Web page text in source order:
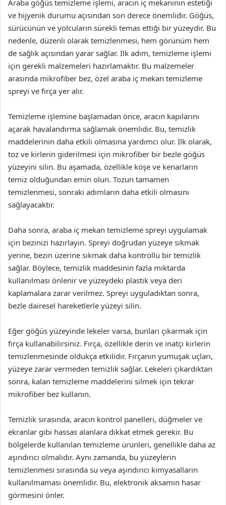
Araba göğüs temizleme işlemi, aracın iç mekanının estetiği
ve hijyenik durumu açısından son derece önemlidir. Göğüs,
sürücünün ve yolcuların sürekli temas ettiği bir yüzeydir. Bu
nedenle, düzenli olarak temizlenmesi, hem görünüm hem
de sağlık açısından yarar sağlar. İlk adım, temizleme işlemi
için gerekli malzemeleri hazırlamaktır. Bu malzemeler
arasında mikrofiber bez, özel araba iç mekan temizleme
spreyi ve fırça yer alır.
Temizleme işlemine başlamadan önce, aracın kapılarını
açarak havalandırma sağlamak önemlidir. Bu, temizlik
maddelerinin daha etkili olmasına yardımcı olur. İlk olarak,
toz ve kirlerin giderilmesi için mikrofiber bir bezle göğüs
yüzeyini silin. Bu aşamada, özellikle köşe ve kenarların
temiz olduğundan emin olun. Tozun tamamen
temizlenmesi, sonraki adımların daha etkili olmasını
sağlayacaktır.
Daha sonra, araba iç mekan temizleme spreyi uygulamak
için bezinizi hazırlayın. Spreyi doğrudan yüzeye sıkmak
yerine, bezin üzerine sıkmak daha kontrollü bir temizlik
sağlar. Böylece, temizlik maddesinin fazla miktarda
kullanılması önlenir ve yüzeydeki plastik veya deri
kaplamalara zarar verilmez. Spreyi uyguladıktan sonra,
bezle dairesel hareketlerle yüzeyi silin.
Eğer göğüs yüzeyinde lekeler varsa, bunları çıkarmak için
fırça kullanabilirsiniz. Fırça, özellikle derin ve inatçı kirlerin
temizlenmesinde oldukça etkilidir. Fırçanın yumuşak uçları,
yüzeye zarar vermeden temizlik sağlar. Lekeleri çıkardıktan
sonra, kalan temizleme maddelerini silmek için tekrar
mikrofiber bez kullanın.
Temizlik sırasında, aracın kontrol panelleri, düğmeler ve
ekranlar gibi hassas alanlara dikkat etmek gerekir. Bu
bölgelerde kullanılan temizleme ürünleri, genellikle daha az
aşındırıcı olmalıdır. Aynı zamanda, bu yüzeylerin
temizlenmesi sırasında su veya aşındırıcı kimyasalların
kullanılmaması önemlidir. Bu, elektronik aksamın hasar
görmesini önler.